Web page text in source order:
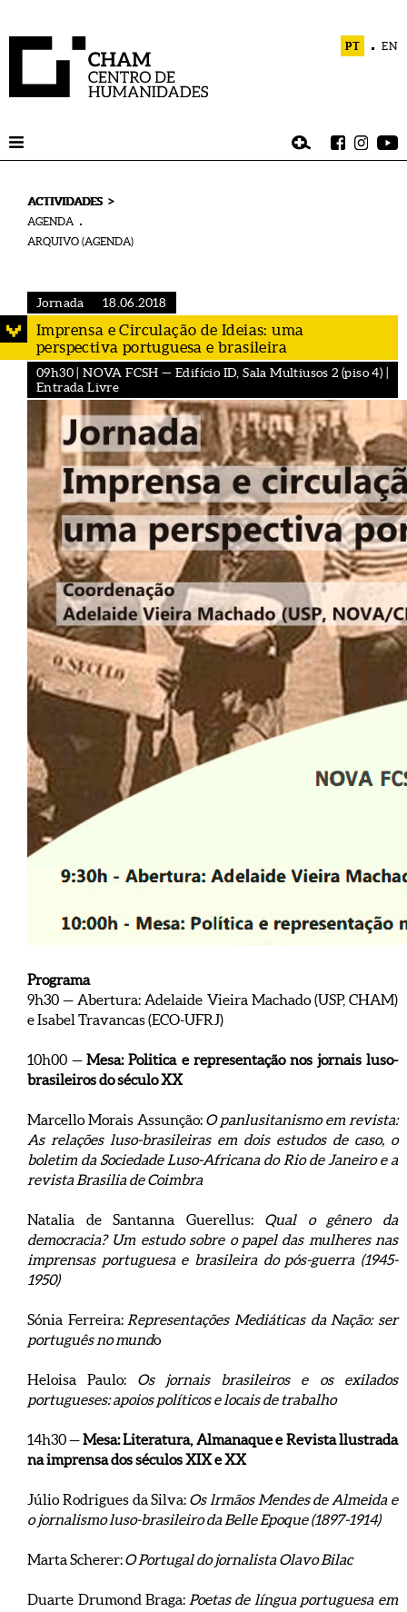
PT EN
ACTIVIDADES >
AGENDA
ARQUIVO (AGENDA)
Jornada 18.06.2018
Imprensa e Circulação de Ideias: uma
perspectiva portuguesa e brasileira
09h30 | NOVA FCSH — Edifício ID, Sala Multiusos 2 (piso 4) |
Entrada Livre
Programa
9h30 — Abertura: Adelaide Vieira Machado (USP, CHAM)
e Isabel Travancas (ECO-UFRJ)
10h00 —Mesa: Politica e representação nos jornais luso-
brasileiros do século XX
Marcello Morais Assunção: O panlusitanismo em revista:
As relações luso-brasileiras em dois estudos de caso, o
boletim da Sociedade Luso-Africana do Rio de Janeiro e a
revista Brasilia de Coimbra
Natalia de Santanna Guerellus: Qual o gênero da
democracia? Um estudo sobre o papel das mulheres nas
imprensas portuguesa e brasileira do pós-guerra (1945-
1950)
Sónia Ferreira: Representações Mediáticas da Nação: ser
português no mundo
Heloisa Paulo: Os jornais brasileiros e os exilados
portugueses: apoios políticos e locais de trabalho
14h30 —Mesa: Literatura, Almanaque e Revista llustrada
na imprensa dos séculos XIX e XX
Júlio Rodrigues da Silva: Os lrmãos Mendes de Almeida e
o jornalismo luso-brasileiro da Belle Epoque (1897-1914)
Marta Scherer:O Portugal do jornalista Olavo Bilac
Duarte Drumond Braga: Poetas de língua portuguesa em